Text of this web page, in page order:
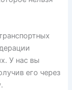
У нас вы
его через